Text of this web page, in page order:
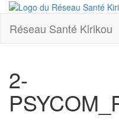
Réseau Santé Kirikou
2-